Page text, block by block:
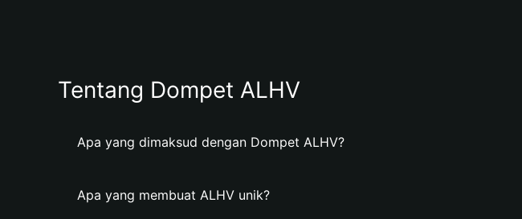
Tentang Dompet ALHV
Apa yang dimaksud dengan Dompet ALHV?
Apa yang membuat ALHV unik?